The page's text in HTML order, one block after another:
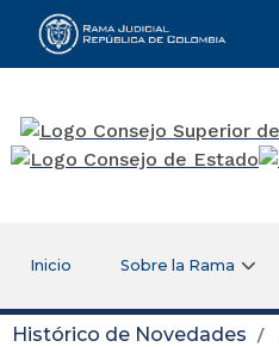
Rama Judicial
Inicio Sobre la Rama
Histórico de Novedades